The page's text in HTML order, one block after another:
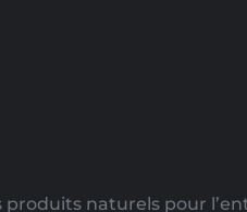
produits naturels pour